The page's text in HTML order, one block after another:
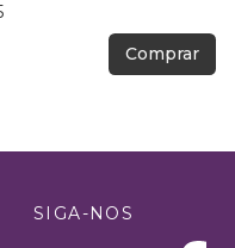
Comprar
SIGA-NOS